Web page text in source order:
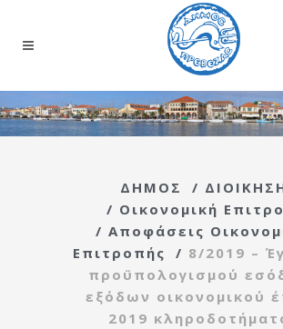
ΔΗΜΟΣ /
/ Οικονομική
/ Αποφάσεις
Επιτροπής
/ 8/2019 –
προϋπολογισμού
εξόδων οικονομικού
2019